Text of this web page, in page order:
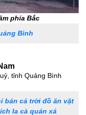
phía Bắc
Bình
tỉnh Quảng Bình
bán cả trời đồ ăn vặt
la cà quán xá